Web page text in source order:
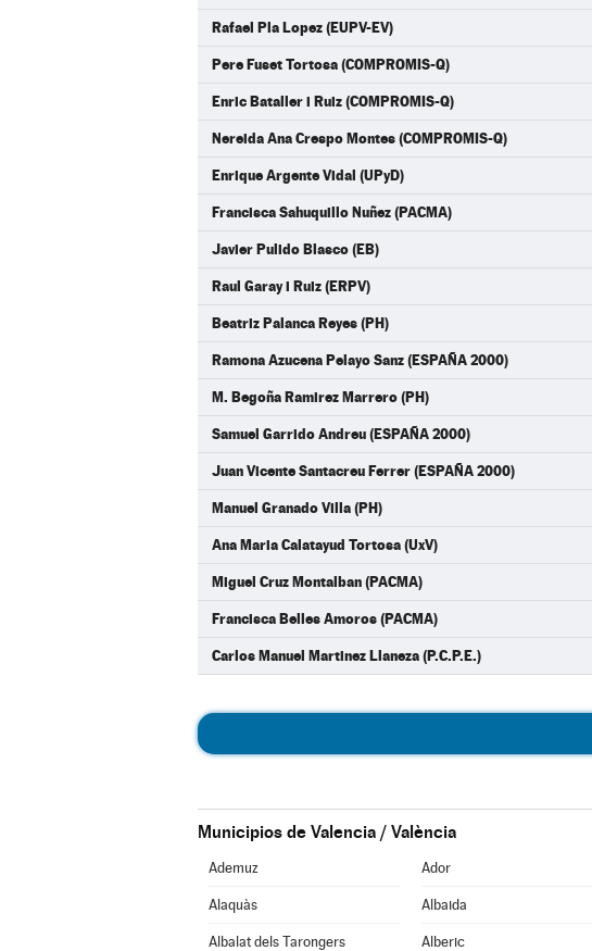
Rafael Pla Lopez (EUPV-EV)
Pere Fuset Tortosa (COMPROMIS-Q)
Enric Bataller i Ruiz (COMPROMIS-Q)
Nereida Ana Crespo Montes (COMPROMIS-Q)
Enrique Argente Vidal (UPyD)
Francisca Sahuquillo Nuñez (PACMA)
Javier Pulido Blasco (EB)
Raul Garay i Ruiz (ERPV)
Beatriz Palanca Reyes (PH)
Ramona Azucena Pelayo Sanz (ESPAÑA 2000)
M. Begoña Ramirez Marrero (PH)
Samuel Garrido Andreu (ESPAÑA 2000)
Juan Vicente Santacreu Ferrer (ESPAÑA 2000)
Manuel Granado Villa (PH)
Ana Maria Calatayud Tortosa (UxV)
Miguel Cruz Montalban (PACMA)
Francisca Belles Amoros (PACMA)
Carlos Manuel Martinez Llaneza (P.C.P.E.)
Municipios de Valencia / València
Ademuz Ador
Alaquàs Albaida
Albalat dels Tarongers Alberic